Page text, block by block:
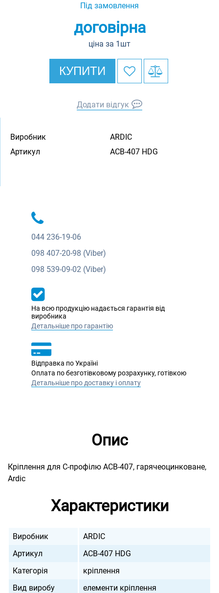
Під замовлення
договірна
ціна за 1шт
КУПИТИ
Додати відгук
Виробник
ARDIC
Артикул
ACB-407 HDG
044 236-19-06
098 407-20-98 (Viber)
098 539-09-02 (Viber)
На всю продукцію надається гарантія від
виробника
Детальніше про гарантію
Відправка по Україні
Оплата по безготівковому розрахунку, готівкою
Детальніше про доставку і оплату
Опис
Кріплення для С-профілю ACB-407, гарячеоцинковане,
Ardic
Характеристики
Виробник
ARDIC
Артикул
ACB-407 HDG
Категорія
кріплення
Вид виробу
елементи кріплення